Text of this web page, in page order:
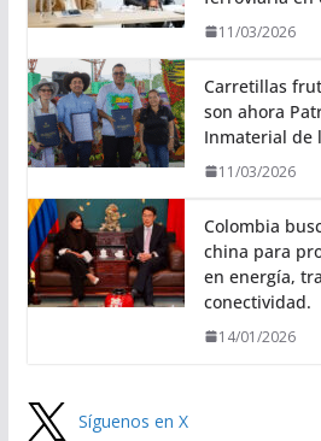
11/03/2026
Carretillas
son ahora
Inmaterial de
11/03/2026
Colombia
china para
en energía,
conectividad.
14/01/2026
Síguenos en X